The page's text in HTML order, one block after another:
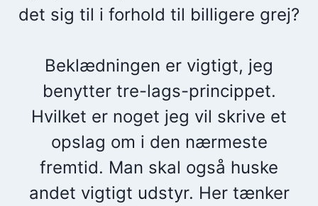
det sig til i forhold til billigere grej?
Beklædningen er vigtigt, jeg
benytter tre-lags-princippet.
Hvilket er noget jeg vil skrive et
opslag om i den nærmeste
fremtid. Man skal også huske
andet vigtigt udstyr. Her tænker